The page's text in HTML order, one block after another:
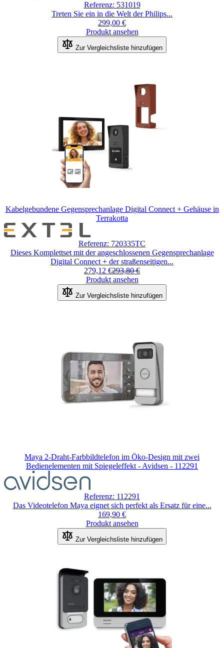
Referenz: 531019
Treten Sie ein in die Welt der Philips...
299,00 €
Produkt ansehen
Zur Vergleichsliste hinzufügen
Kabelgebundene Gegensprechanlage Digital Connect + Gehäuse in
Terrakotta
hängt
von
den
auf
der
gewählten
Referenz: 720335TC
Dieses Komplettset mit der angeschlossenen Gegensprechanlage
Digital Connect + der straßenseitigen...
279,12 €293,80 €
Produkt ansehen
Zur Vergleichsliste hinzufügen
Maya 2-Draht-Farbbildtelefon im Öko-Design mit zwei
Bedienelementen mit Spiegeleffekt - Avidsen - 112291
Referenz: 112291
Das Videotelefon Maya eignet sich perfekt als Ersatz für eine...
169,90 €
Produkt ansehen
Zur Vergleichsliste hinzufügen